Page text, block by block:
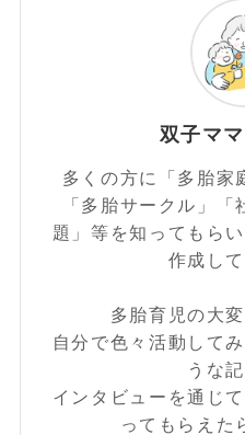
双子マ
多くの方に「多胎家
「多胎サークル」
題」等を知ってもら
作成して
多胎育児の大
自分で色々活動して
うな
インタビューを通じ
ってもらえた